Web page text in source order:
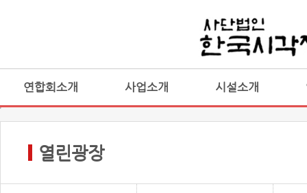
연합회소개 사업소개 시설소개
열린광장